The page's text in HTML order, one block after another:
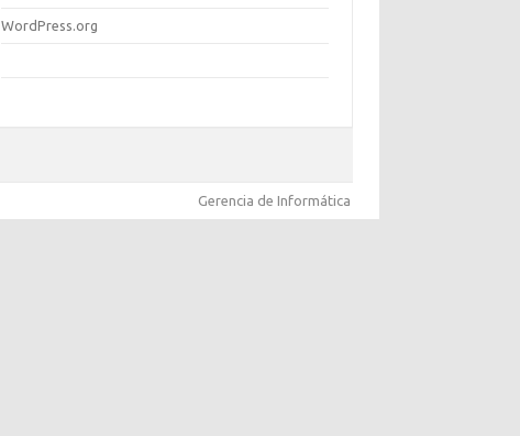
WordPress.org
Gerencia de Informática